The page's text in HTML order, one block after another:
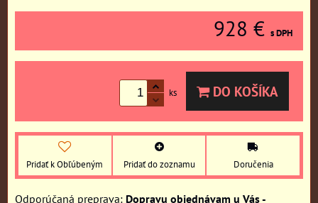
928 € s DPH
ks DO KOŠÍKA
Pridať k Obľúbeným Pridať do zoznamu Doručenia
Dopravu objednávam u Vás -